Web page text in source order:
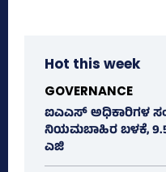
Hot this week
GOVERNANCE
ಐಎಎಸ್‌ ಅಧಿಕಾರಿಗಳ
ನಿಯಮಬಾಹಿರ ಬಳಕೆ,
ಎಜಿ